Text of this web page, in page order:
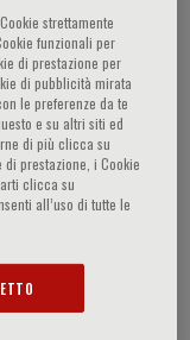
Antonio,
Redon
Diez
Bortel Luc,
Parati
Cristina,
Tsioufis
strettamente
funzionali per
di prestazione per
di pubblicità mirata
le preferenze da te
e su altri siti ed
di più clicca su
prestazione, i Cookie
clicca su
all’uso di tutte le